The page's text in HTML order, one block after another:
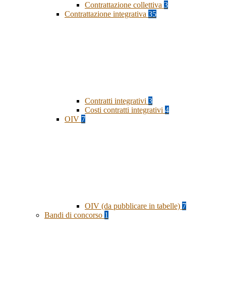
Contrattazione collettiva 3
Contrattazione integrativa 35
Contratti integrativi 3
Costi contratti integrativi 4
OIV 7
OIV (da pubblicare in tabelle) 7
Bandi di concorso 1